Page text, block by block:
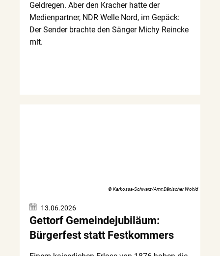
Geldregen. Aber den Kracher hatte der
Medienpartner, NDR Welle Nord, im Gepäck:
Der Sender brachte den Sänger Michy Reincke
mit.
© Karkossa-Schwarz/Amt Dänischer Wohld
13.06.2026
Gettorf Gemeindejubiläum:
Bürgerfest statt Festkommers